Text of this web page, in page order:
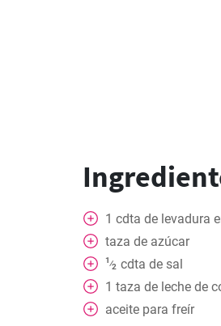
1 cdta de levadura
taza de azúcar
1⁄2 cdta de sal
1 taza de leche de
aceite para freír